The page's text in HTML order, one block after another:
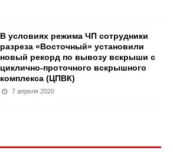
В условиях режима ЧП сотрудники
разреза «Восточный» установили
новый рекорд по вывозу вскрыши с
циклично-проточного вскрышного
комплекса (ЦПВК)
7 апреля 2020